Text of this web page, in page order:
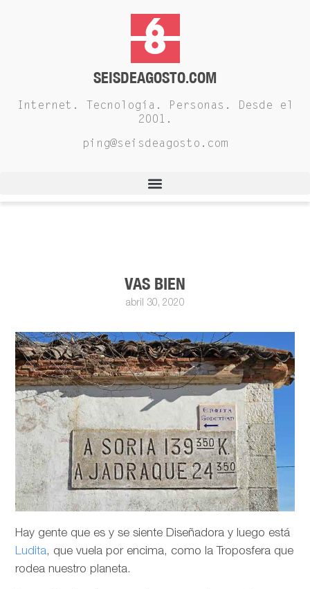
SEISDEAGOSTO.COM
Internet. Tecnología. Personas. Desde el
2001.
ping@seisdeagosto.com
VAS BIEN
abril 30, 2020
Hay gente que es y se siente Diseñadora y luego está
Ludita, que vuela por encima, como la Troposfera que
rodea nuestro planeta.